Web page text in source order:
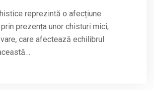
reprezintă o afecțiune
prezența unor chisturi mici,
care afectează echilibrul